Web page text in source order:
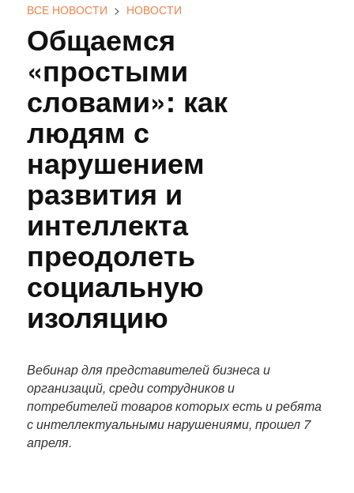
ВСЕ НОВОСТИ > НОВОСТИ
Общаемся
«простыми
словами»: как
людям с
нарушением
развития и
интеллекта
преодолеть
социальную
изоляцию
л
н
ы
й
т
Вебинар для представителей бизнеса и
организаций, среди сотрудников и
потребителей товаров которых есть и ребята
с интеллектуальными нарушениями, прошел 7
апреля.